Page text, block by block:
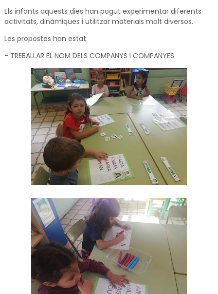
Els infants aquests dies han pogut experimentar diferents
activitats, dinàmiques i utilitzar materials molt diversos.
Les propostes han estat:
- TREBALLAR EL NOM DELS COMPANYS I COMPANYES